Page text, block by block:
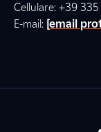
Cellulare: +39
E-mail: [email